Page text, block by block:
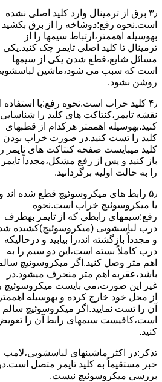
۳٫ ﺑﺮق از ﺗﺮﻣﯿﻨﺎل وارد ﮐﻠﯿﺪ اﺻﻠﯽ ﻧﺸﺪه
است.نحوه رﻓﻊ:دوشاخه را از ﺑﺮق بکشید
بهوسیله اهممتر،ارﺗﺒﺎط سیمها را از
ﺗﺮﻣﯿﻨﺎل ﺗﺎ ﮐﻠﯿﺪ اﺻﻠﯽ ﺗﺎﯾﻤﺮ چک کنید.یکی
مسائل شایع،ﻗﻄﻊ شدن ﯾﮑﯽ از سیمها
است که سبب می شود،ﻣﺎﺷﯿﻦ
روﺷﻦ نشود.
۴٫ ﮐﻠﯿﺪ ﺧﺮاب اﺳﺖ.نحوه رفع:ﺑﺎ اﺳﺘﻔﺎده
ﻧﻘﺸﻪ ﺗﺎﯾﻤﺮ،ﮐﻨﺘﺎﮐﺖ ﻫﺎی ﮐﻠﯿﺪ را ﺷﻨﺎﺳﺎﯾﯽ
کنید.بهوسیله اهممتر هرکدام از قطبهای
ﮐﻠﯿﺪ را ﺗﺴﺖ ﮐﻨﯿﺪ.در ﺻﻮرت ﺧﺮاب ﺑﻮدن
ﮐﻠﯿﺪ میبایست ﺻﻔﺤﻪ ﮐﻨﺘﺎﮐﺖ ﻫﺎی ﺗﺎﯾﻤﺮ را
باز کنید و ﭘﺲ از رﻓﻊ مشکل،مجدداً ﺗﺎﯾﻤﺮ
را به حالت اوﻟﯿﻪ برگردانید.
۵٫ رابط های ﻣﯿﮑﺮوﺳﻮﺋﯿﭻ ﻗﻄﻊ شده اند و
ﯾﺎ ﻣﯿﮑﺮوﺳﻮﺋﯿﭻ ﺧﺮاب اﺳﺖ.نحوه
رفع:سیمهای راﺑﻄﯽ ﮐﻪ از ﺗﺎﯾﻤﺮ بهطرف
درب لباسشویی (ﻣﯿﮑﺮوﺳﻮﺋﯿﭻ)کشیده
و مجدداً بازگشته اند،را ﺑﯿﺎﺑﯿﺪ و درحالیکه
درب کاملاً ﺑﺴﺘﻪ اﺳﺖ،اﯾﻦ دو ﺳﯿﻢ را ﺑﻪ
اﻫﻢ ﻣﺘﺮ وصل کنید.اﮔﺮ ﻣﯿﮑﺮوﺳﻮﺋﯿﭻ
ﺑﺎﺷﺪ،ﻋﻘﺮﺑﻪ اهم متر ﻣﻨﺤﺮف میشود.در
ﻏﯿﺮ اﯾﻦ ﺻﻮرت،می بایست ﻣﯿﮑﺮوﺳﻮﺋﯿﭻ را
از ﻣﺤﻞ خود ﺧﺎرج کرده و بهوسیله اهممتر
آن را ﺗﺴﺖ ﻧﻤﺎﯾﯿﺪ.اﮔﺮ ﻣﯿﮑﺮوﺳﻮﺋﯿﭻ ﺳﺎﻟﻢ
اﺳﺖ،ﮐﺎﻓﯿﺴﺖ سیمهای راﺑﻄ آن را
کنید.
ﺗﺬﮐﺮ:در اﮐﺜﺮ ماشینهای لباسشویی،ﻻﻣﭗ
ﺧﺒﺮ مستقیماً ﺑﻪ ﮐﻠﯿﺪ ﺗﺎﯾﻤﺮ ﻣﺘﺼﻞ
بررسی ﻣﯿﮑﺮوﺳﻮﺋﯿﭻ نیست.